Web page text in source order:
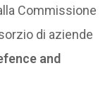
Commissione
di aziende
and